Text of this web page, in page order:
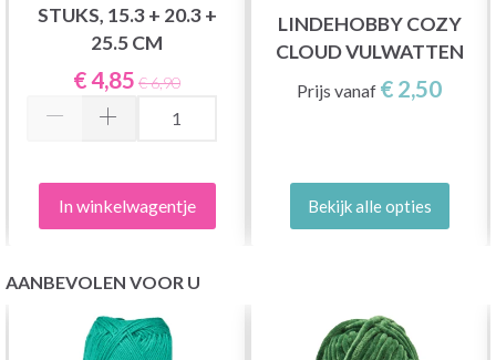
STUKS, 15.3 + 20.3 +
25.5 CM
€ 4,85 € 6,90
In winkelwagentje
LINDEHOBBY COZY
CLOUD VULWATTEN
Prijs vanaf € 2,50
Bekijk alle opties
AANBEVOLEN VOOR U